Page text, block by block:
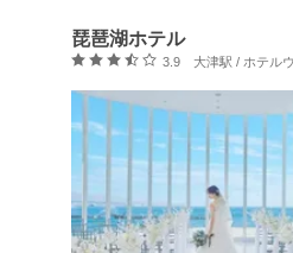
琵琶湖ホテル
口コミ評価
3.9 大津駅 / ホテル